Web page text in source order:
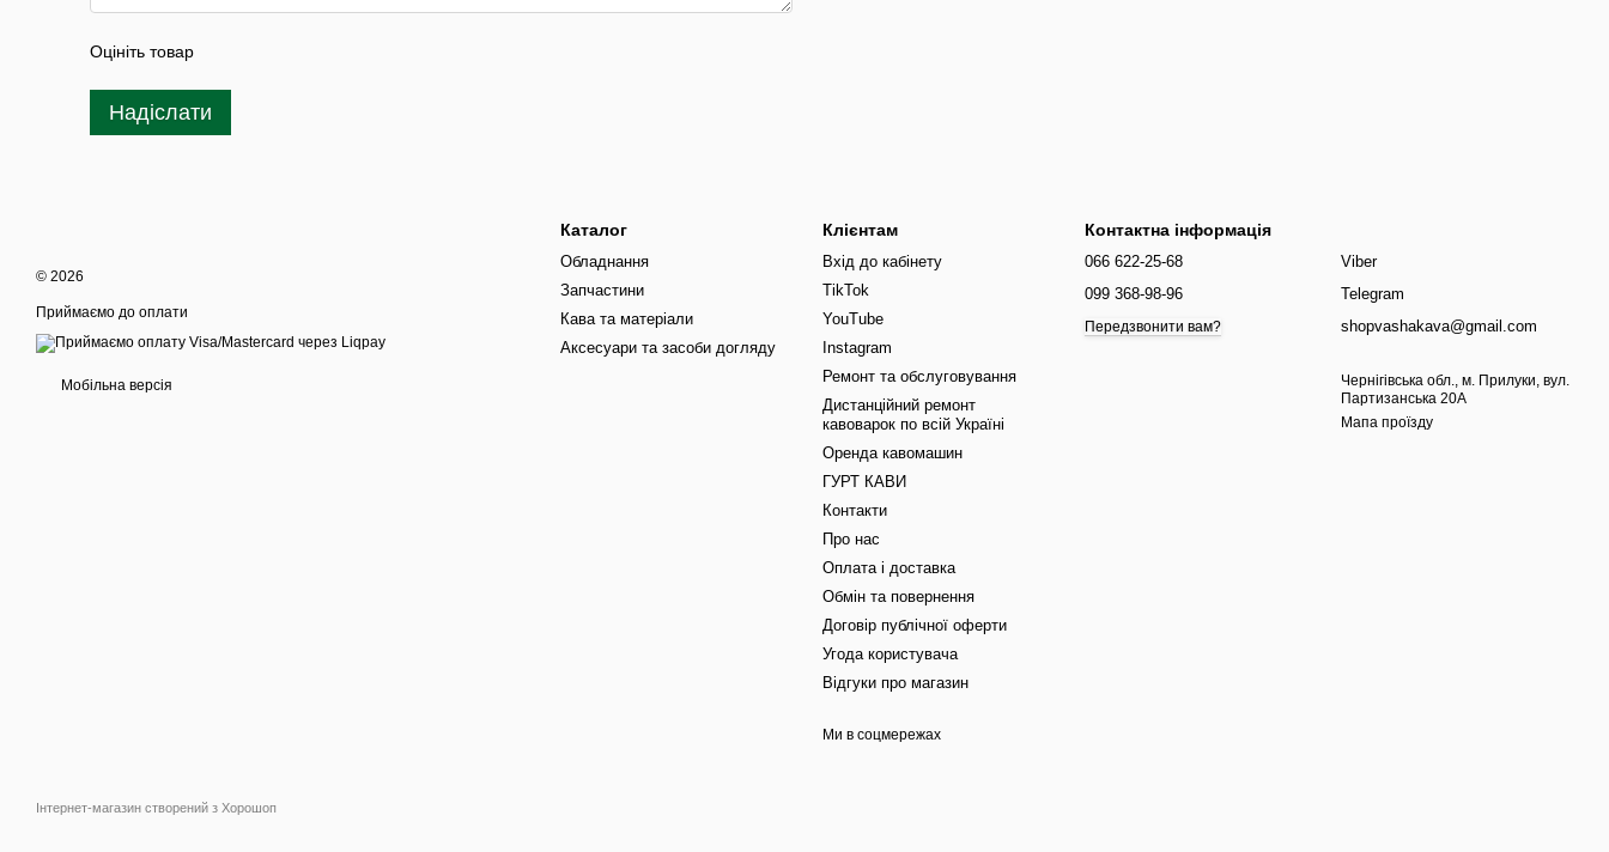
Оцініть товар
Надіслати
© 2026
Приймаємо до оплати
Мобільна версія
Інтернет-магазин створений з Хорошоп
Каталог
Обладнання
Запчастини
Кава та матеріали
Аксесуари та засоби догляду
Клієнтам
Вхід до кабінету
TikTok
YouTube
Instagram
Ремонт та обслуговування
Дистанційний ремонт
кавоварок по всій Україні
Оренда кавомашин
ГУРТ КАВИ
Контакти
Про нас
Оплата і доставка
Обмін та повернення
Договір публічної оферти
Угода користувача
Відгуки про магазин
Ми в соцмережах
Контактна інформація
066 622-25-68
099 368-98-96
Передзвонити вам?
Viber
Telegram
shopvashakava@gmail.com
Чернігівська обл., м. Прилуки, вул.
Партизанська 20А
Мапа проїзду